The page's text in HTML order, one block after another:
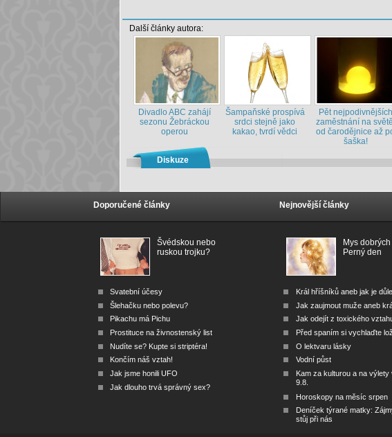
Další články autora:
Divadlo ABC zahájí
sezonu Žebráckou
operou
Šampaňské prospívá
srdci stejně jako
kakao, tvrdí vědci
Pět nejpodivnějších
zaměstnání na
od čarodějnice až
šaška!
Diskuze
Doporučené články
Švédskou nebo
ruskou trojku?
Svatební účesy
Šlehačku nebo polevu?
Pikachu má Pichu
Prostituce na živnostenský list
Nudíte se? Kupte si striptéra!
Končím náš vztah!
Jak jsme honili UFO
Jak dlouho trvá správný sex?
Nejnovější články
Mys
Perný den
Král hříšníků aneb jak je
Jak zaujmout muže aneb
Jak odejít z toxického
Před spaním si vychlaďte
O lektvaru lásky
Vodní půst
Kam za kulturou a na výlety
9.8.
Horoskopy na měsíc srpen
Deníček týrané matky:
stůj při nás